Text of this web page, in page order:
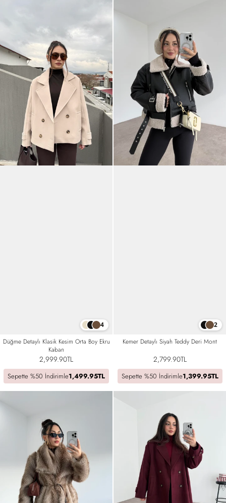
4
Düğme Detaylı Klasik Kesim Orta Boy Ekru
Kaban
2,999.90TL
Sepette %50 İndirimle1,499.95TL
2
Kemer Detaylı Siyah Teddy Deri Mont
2,799.90TL
Sepette %50 İndirimle1,399.95TL